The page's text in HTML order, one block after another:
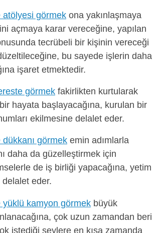
atölyesi görmek ona yakınlaşmaya
açmaya karar vereceğine, yapılan
tecrübeli bir kişinin vereceği
bu sayede işlerin daha
işaret etmektedir.
görmek fakirlikten kurtularak
hayata başlayacağına, kurulan bir
ekilmesine delalet eder.
görmek emin adımlarla
daha da güzelleştirmek için
de iş birliği yapacağına, yetim
eder.
yüklü kamyon görmek büyük
çok uzun zamandan beri
istediği şeylere en kısa zamanda